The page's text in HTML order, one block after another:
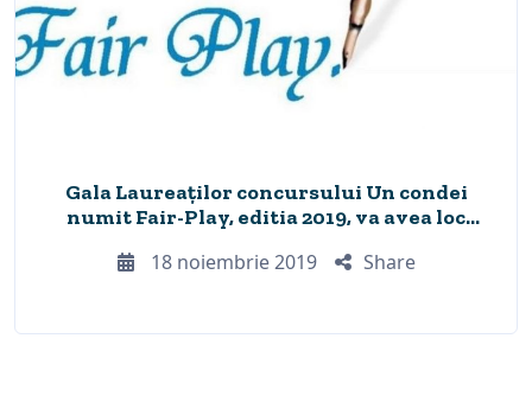
Gala Laureaților concursului Un condei
numit Fair-Play, editia 2019, va avea loc
18 noiembrie 2019 Share